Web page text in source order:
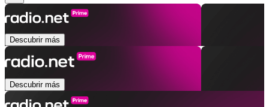
Descubrir más
Descubrir más